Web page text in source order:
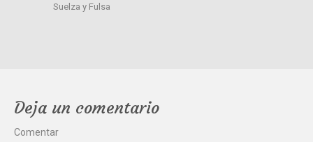
Suelza y Fulsa
Deja un comentario
Comentar